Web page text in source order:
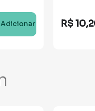
Adicionar R$ 10,